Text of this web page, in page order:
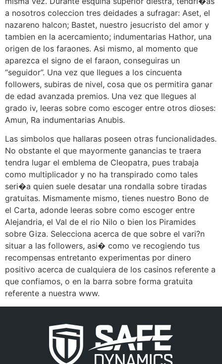
a nosotros coleccion tres deidades a sufragar: Aset, el
nazareno halcon; Bastet, nuestro jesucristo del amor y
tambien en la acercamiento; indumentarias Hathor, una
origen de los faraones. Asi mismo, al momento que
aparezca el signo de el faraon, conseguiras un
“seguidor”. Una vez que llegues a los cincuenta
followers, subiras de nivel, cosa que os permitira ganar
de edad avanzada premios. Una vez que llegues al
grado iv, leeras sobre como escoger entre otros dioses:
Amun, Ra indumentarias Anubis.
Las simbolos que hallaras poseen otras funcionalidades.
No obstante el que mayormente ganancias te traera
tendra lugar el emblema de Cleopatra, pues trabaja
como multiplicador y no ha transpirado como tales
seri�a quien suele desatar una rondalla sobre tiradas
gratuitas. Mismamente mismo, tienes nuestro Bono de
el Carta, adonde leeras sobre como escoger entre
Alejandria, el Val de el rio Nilo o bien los Piramides
sobre Giza. Selecciona acerca de que sobre el vari?n
situar a las followers, asi� como ve recogiendo tus
recompensas entretanto experimentas por dinero
positivo acerca de cualquiera de los casinos referente a
que confiamos, o en la barra sobre forma gratuita
referente a nuestra www.